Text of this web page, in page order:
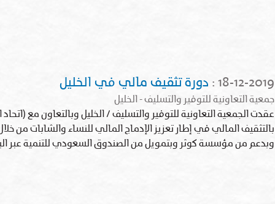
18-12-2019
: دورة تثقيف مالي في الخليل
جمعية التعاونية للتوفير والتسليف - الخليل
عقدت الجمعية التعاونية للتوفير والتسليف / الخليل وبالتعاون مع
بالتثقيف المالي في إطار تعزيز الإدماج المالي للنساء والشابات
وبدعم من مؤسسة كوثر وبتمويل من الصندوق السعودي للتنمية عبر